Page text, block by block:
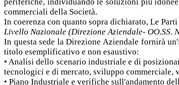
commerciali della Società.
In coerenza con quanto sopra dichiarato, Le
Livello Nazionale (Direzione Aziendale-
In questa sede la Direzione Aziendale fornirà
titolo esemplificativo e non esaustivo:
• Analisi dello scenario industriale e di
tecnologici e di mercato, sviluppo
• Piano Industriale e verifiche sull'andamento